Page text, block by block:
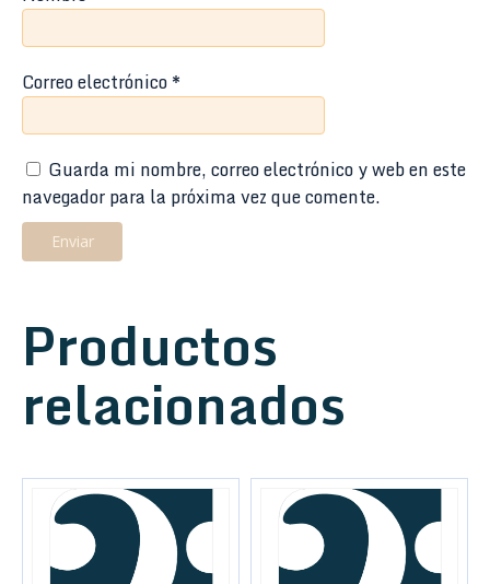
Correo electrónico*
Guarda mi nombre, correo electrónico y web en este
navegador para la próxima vez que comente.
Productos
relacionados